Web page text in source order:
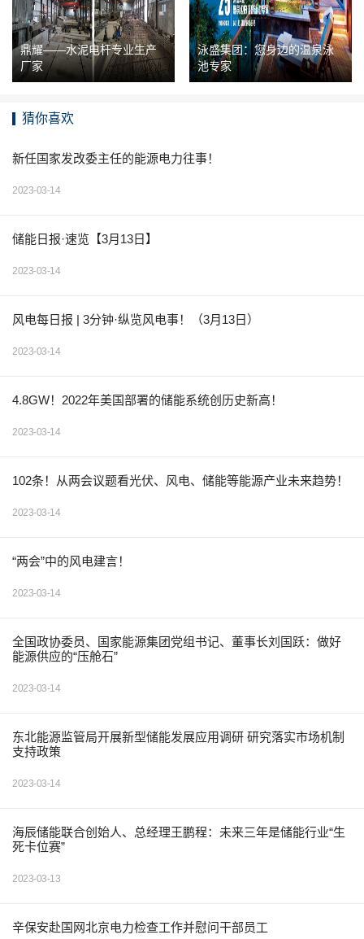
鼎耀——水泥电杆专业生产
厂家
泳盛集团：您身边的温泉泳
池专家
猜你喜欢
新任国家发改委主任的能源电力往事！
2023-03-14
储能日报·速览【3月13日】
2023-03-14
风电每日报 | 3分钟·纵览风电事！（3月13日）
2023-03-14
4.8GW！2022年美国部署的储能系统创历史新高！
2023-03-14
102条！从两会议题看光伏、风电、储能等能源产业未来趋势！
2023-03-14
“两会”中的风电建言！
2023-03-14
全国政协委员、国家能源集团党组书记、董事长刘国跃：做好
能源供应的“压舱石”
2023-03-14
东北能源监管局开展新型储能发展应用调研 研究落实市场机制
支持政策
2023-03-14
海辰储能联合创始人、总经理王鹏程：未来三年是储能行业“生
死卡位赛”
2023-03-13
辛保安赴国网北京电力检查工作并慰问干部员工